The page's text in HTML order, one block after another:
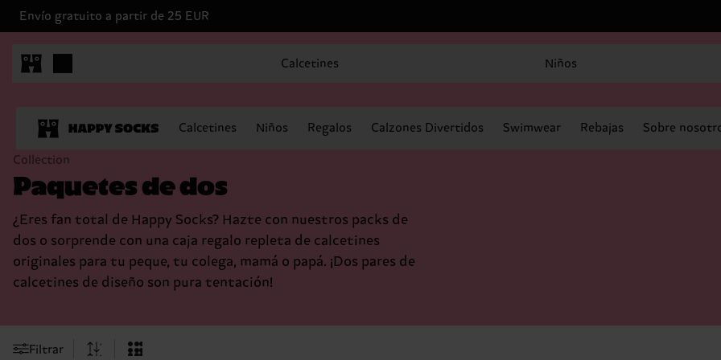
Envío gratuito a partir de 25 EUR
Calcetines Niños
Calcetines Niños Regalos Calzones Divertidos Swimwear Rebajas Sobre
Collection
Paquetes de dos
¿Eres fan total de Happy Socks? Hazte con nuestros packs de
dos o sorprende con una caja regalo repleta de calcetines
originales para tu peque, tu colega, mamá o papá. ¡Dos pares de
calcetines de diseño son pura tentación!
Filtrar